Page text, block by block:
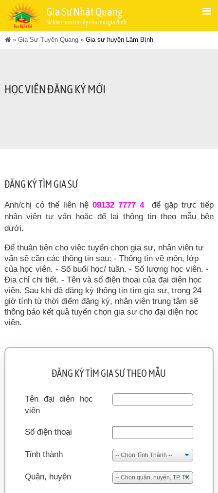
Gia Sư Nhật Quang
Sự lựa chọn tin cậy của mọi gia đình
» Gia Sư Tuyên Quang » Gia sư huyện Lâm Bình
HỌC VIÊN ĐĂNG KÝ MỚI
ĐĂNG KÝ TÌM GIA SƯ
Anh/chị có thể liên hệ 09132 7777 4
để gặp trực tiếp
nhân viên tư vấn hoặc để lại thông tin theo mẫu bên
dưới.
Để thuận tiện cho việc tuyển chọn gia sư, nhân viên tư
vấn sẽ cần các thông tin sau: - Thông tin về môn, lớp
của học viên. - Số buổi học/ tuần. - Số lượng học viên. -
Địa chỉ chi tiết. - Tên và số điện thoại của đại diện học
viên. Sau khi đã đăng ký thông tin tìm gia sư, trong 24
giờ tính từ thời điểm đăng ký, nhân viên trung tâm sẽ
thông báo kết quả tuyển chọn gia sư cho đại diện học
viên.
ĐĂNG KÝ TÌM GIA SƯ THEO MẪU
Tên đại diện học
viên
Số điện thoại
Tỉnh thành
Quận, huyện